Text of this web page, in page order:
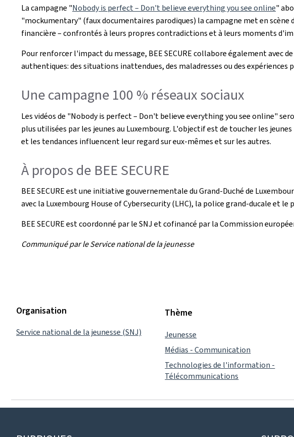
La campagne "Nobody is perfect – Don't believe everything you see online"
"mockumentary" (faux documentaires parodiques) la campagne met en
financière – confrontés à leurs propres contradictions et à leurs moments
Pour renforcer l'impact du message, BEE SECURE collabore également avec
authentiques: des situations inattendues, des maladresses ou des expériences
Une campagne 100 % réseaux sociaux
Les vidéos de "Nobody is perfect – Don't believe everything you see online"
plus utilisées par les jeunes au Luxembourg. L'objectif est de toucher les
et les tendances influencent leur regard sur eux-mêmes et sur les autres.
À propos de BEE SECURE
BEE SECURE est une initiative gouvernementale du Grand-Duché de
avec la Luxembourg House of Cybersecurity (LHC), la police grand-ducale et le
BEE SECURE est coordonné par le SNJ et cofinancé par la Commission
Communiqué par le Service national de la jeunesse
Organisation
Service national de la jeunesse (SNJ)
Thème
Jeunesse
Médias - Communication
Technologies de l'information -
Télécommunications